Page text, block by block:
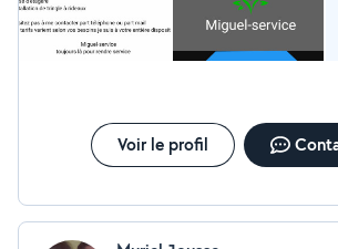
Voir le profil